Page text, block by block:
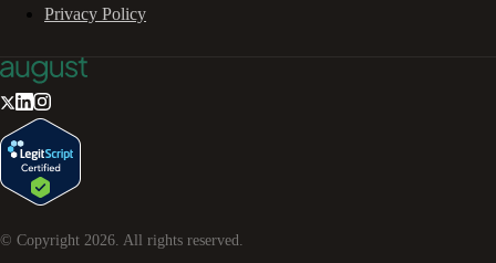
Privacy Policy
© Copyright 2026. All rights reserved.